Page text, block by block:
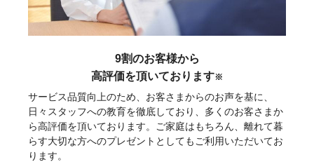
9割のお客様から
高評価を頂いております※
サービス品質向上のため、お客さまからのお声を基に、
日々スタッフへの教育を徹底しており、多くのお客さまか
ら高評価を頂いております。ご家庭はもちろん、離れて暮
らす大切な方へのプレゼントとしてもご利用いただいてお
ります。